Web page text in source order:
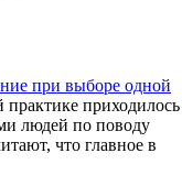
при выборе одной
практике приходилось
людей по поводу
что главное в